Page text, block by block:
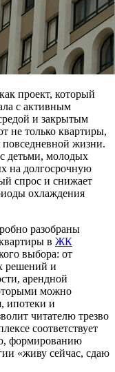
проект, который
с активным
и закрытым
не только квартиры,
повседневной жизни.
детьми, молодых
на долгосрочную
спрос и снижает
охлаждения
разобраны
в ЖК
выбора: от
решений и
арендной
можно
ипотеки и
читателю трезво
соответствует
формированию
«живу сейчас, сдаю